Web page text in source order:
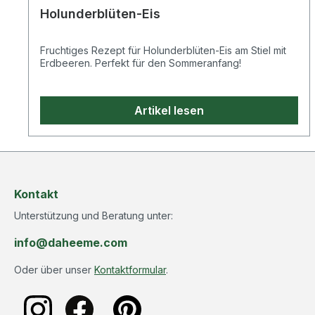
silberMaterial: 18/8
den Hersteller ECO Brotbox
erfahren. Ein passendes
auf unserem Blog.
Holunderblüten-Eis
Fruchtiges Rezept für Holunderblüten-Eis am Stiel mit
Erdbeeren. Perfekt für den Sommeranfang!
Artikel lesen
Kontakt
Unterstützung und Beratung unter:
info@daheeme.com
Oder über unser Kontaktformular.